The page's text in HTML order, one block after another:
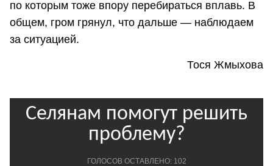
по которым тоже впору перебираться вплавь. В
общем, гром грянул, что дальше — наблюдаем
за ситуацией.
Тося Жмыхова